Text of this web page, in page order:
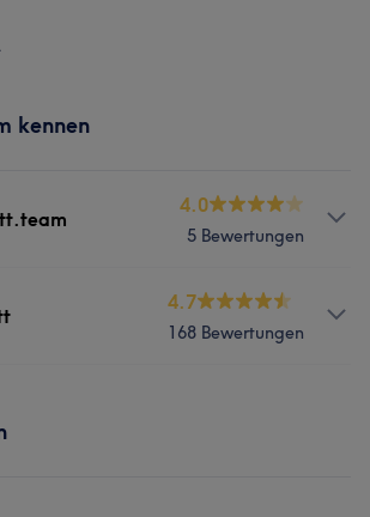
kennen
4.0
5 Bewertungen
4.7
168 Bewertungen